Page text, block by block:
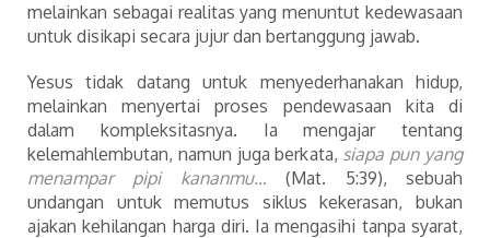
melainkan sebagai realitas yang menuntut kedewasaan
untuk disikapi secara jujur dan bertanggung jawab.
Yesus tidak datang untuk menyederhanakan hidup,
melainkan menyertai proses pendewasaan kita di
dalam kompleksitasnya. Ia mengajar tentang
kelemahlembutan, namun juga berkata, siapa pun yang
menampar pipi kananmu… (Mat. 5:39), sebuah
undangan untuk memutus siklus kekerasan, bukan
ajakan kehilangan harga diri. Ia mengasihi tanpa syarat,